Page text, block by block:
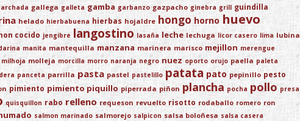
gallega galleta gamba garbanzo gazpacho ginebra grill guindilla
helado hierbabuena hierbas hojaldre hongo horno huevo
cocido jengibre langostino lasaña leche lechuga licor casero lima lubina
manita mantequilla manzana marinera marisco mejillon merengue
milhoja molleja morcilla morro naranja negro nuez oporto orujo paella paleta
panceta parrilla pasta pastel pastelillo patata pato pepinillo pesto
pimiento pimiento piquillo piperrada piñon plancha pocha pollo presa
quisquillon rabo relleno requeson revuelto risotto rodaballo romero ron
salmon marinado salmorejo salpicon salsa boloñesa salsa casera